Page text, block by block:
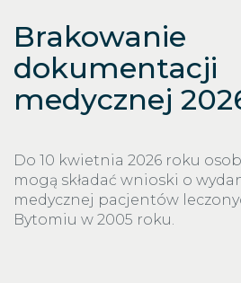
Brakowanie
dokumentacji
medycznej
Do 10 kwietnia 2026 roku
mogą składać wnioski o
medycznej pacjentów
Bytomiu w 2005 roku.